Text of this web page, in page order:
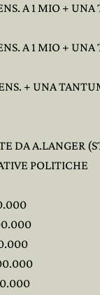
A 1 MIO +
A 1 MIO +
+ UNA
DA A.LANGER
POLITICHE